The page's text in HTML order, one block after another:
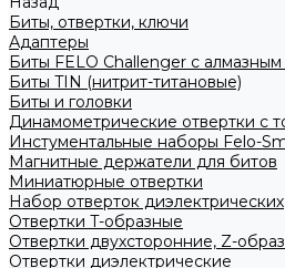
Биты, отвертки, ключи
Адаптеры
Биты FELO Challenger с
Биты TIN (нитрит-титановые)
Биты и головки
Динамометрические отвертки с
Инстументальные наборы Felo-
Магнитные держатели для битов
Миниатюрные отвертки
Набор отверток диэлектрических
Отвертки T-образные
Отвертки двухсторонние, Z-
Отвертки диэлектрические